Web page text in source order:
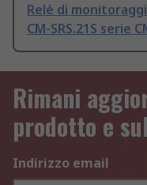
Relè di
CM-SRS.21S serie
Rimani
prodotto e
Indirizzo email